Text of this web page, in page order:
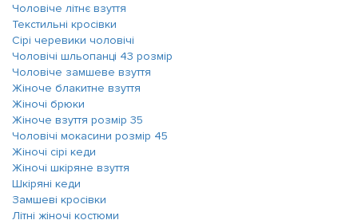
Чоловіче літнє взуття
Текстильні кросівки
Сірі черевики чоловічі
Чоловічі шльопанці 43 розмір
Чоловіче замшеве взуття
Жіноче блакитне взуття
Жіночі брюки
Жіноче взуття розмір 35
Чоловічі мокасини розмір 45
Жіночі сірі кеди
Жіночі шкіряне взуття
Шкіряні кеди
Замшеві кросівки
Літні жіночі костюми